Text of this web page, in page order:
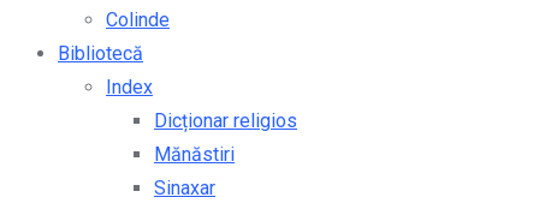
Colinde
Bibliotecă
Index
Dicționar religios
Mănăstiri
Sinaxar